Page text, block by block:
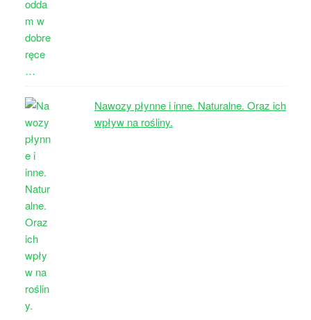
Nawozy płynne i inne. Naturalne. Oraz ich
wpływ na rośliny.